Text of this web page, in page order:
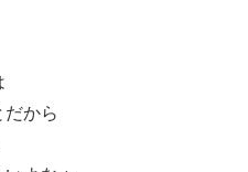
だから